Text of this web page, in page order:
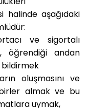
halinde aşağıdaki
ve sigortalı
öğrendiği andan
bildirmek
oluşmasını ve
almak ve bu
uymak,